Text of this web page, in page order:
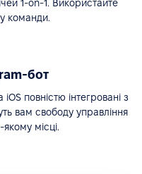
1-on-1. Використайте
команди.
бот
повністю інтегровані з
вам свободу управління
місці.